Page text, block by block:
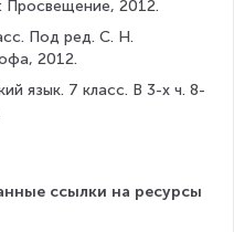
Просвещение, 2012.
Под ред. С. Н.
2012.
язык. 7 класс. В 3-х ч. 8-
ссылки на ресурсы